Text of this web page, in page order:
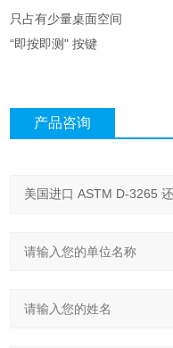
只占有少量桌面空间
“即按即测" 按键
产品咨询